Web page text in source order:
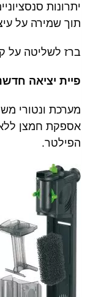
יתרונות
תוך שמירה על
ברז לשליטה על
פיית יציאה
מערכת ונטורי
אספקת חמצן ללא
הפילטר.